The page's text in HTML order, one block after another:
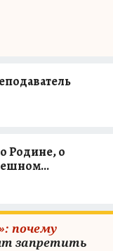
Родине, о
почему
запретить